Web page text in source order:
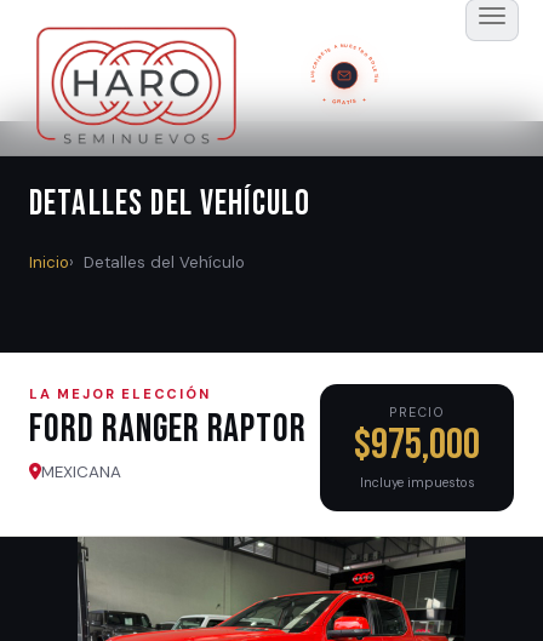
SUSCRÍBETE A NUESTRO BOLETÍN
GRATIS
Detalles del Vehículo
Inicio Detalles del Vehículo
LA MEJOR ELECCIÓN
Ford RANGER RAPTOR
MEXICANA
PRECIO
$975,000
Incluye impuestos